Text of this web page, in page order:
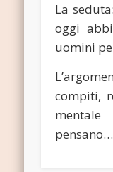
La
oggi
uomini
compiti,